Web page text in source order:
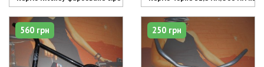
560 грн 250 грн